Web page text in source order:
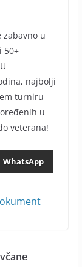
zabavno u
50+
najbolji
turniru
u
veterana!
WhatsApp